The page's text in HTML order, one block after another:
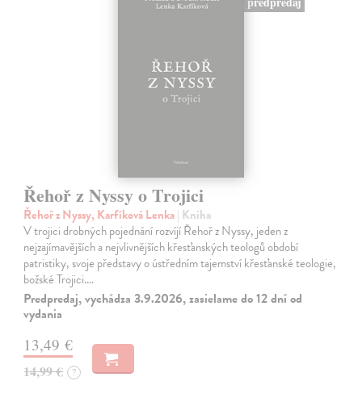
Řehoř z Nyssy o Trojici
Řehoř z Nyssy, Karfíková Lenka| Kniha
V trojici drobných pojednání rozvíjí Řehoř z Nyssy, jeden z
nejzajímavějších a nejvlivnějších křesťanských teologů období
patristiky, svoje představy o ústředním tajemství křesťanské teologie,
božské Trojici.…
Predpredaj, vychádza 3.9.2026, zasielame do 12 dní od
vydania
13,49 €
14,99 € ?